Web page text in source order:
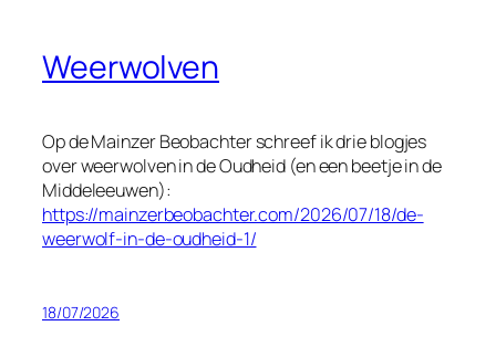
Weerwolven
Op deMainzer Beobachterschreef ik drie blogjes
over weerwolven in de Oudheid (en een beetje in de
Middeleeuwen):
https://mainzerbeobachter.com/2026/07/18/de-
weerwolf-in-de-oudheid-1/
18/07/2026